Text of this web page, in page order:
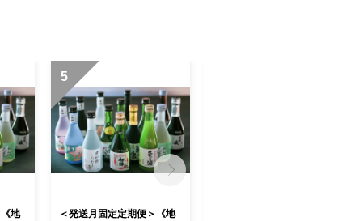
地
5
＜発送月固定定期便＞《地